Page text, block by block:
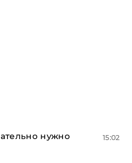
нужно
15:02